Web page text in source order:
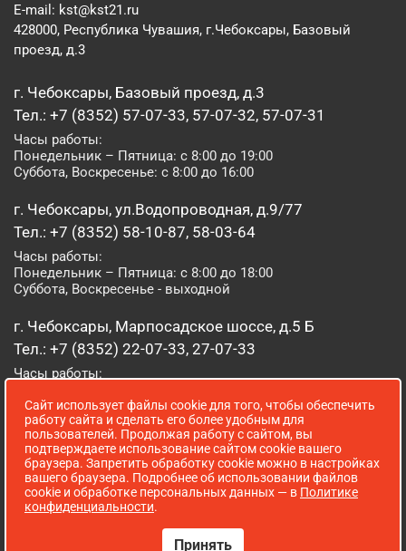
E-mail: kst@kst21.ru
428000, Республика Чувашия, г.Чебоксары, Базовый
проезд, д.3
г. Чебоксары, Базовый проезд, д.3
Тел.: +7 (8352) 57-07-33, 57-07-32, 57-07-31
Часы работы:
Понедельник – Пятница: с 8:00 до 19:00
Суббота, Воскресенье: с 8:00 до 16:00
г. Чебоксары, ул.Водопроводная, д.9/77
Тел.: +7 (8352) 58-10-87, 58-03-64
Часы работы:
Понедельник – Пятница: с 8:00 до 18:00
Суббота, Воскресенье - выходной
г. Чебоксары, Марпосадское шоссе, д.5 Б
Тел.: +7 (8352) 22-07-33, 27-07-33
Часы работы:
Суббота, Воскресенье: с 8:00 до 16:00
г. Йошкар-Ола, ул. Луначарского, д. 52 А
Тел.: (8362) 41-07-31
Часы работы:
Понедельник – Пятница: с 8:00 до 18:00
Сайт использует файлы cookie для того, чтобы обеспечить
работу сайта и сделать его более удобным для
пользователей. Продолжая работу с сайтом, вы
подтверждаете использование сайтом cookie вашего
браузера. Запретить обработку cookie можно в настройках
вашего браузера. Подробнее об использовании файлов
cookie и обработке персональных данных — в Политике
конфиденциальности.
Принять